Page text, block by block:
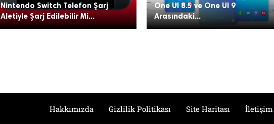
Nintendo Switch Telefon Şarj
Aletiyle Şarj Edilebilir Mi...
One UI 8.5 ve One UI 9
Arasındaki...
Hakkımızda Gizlilik Politikası Site Haritası İletişim